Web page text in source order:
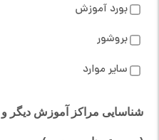
بورد آموزش
بروشور
سایر موارد
شناسایی مراکز آموزش دیگر و